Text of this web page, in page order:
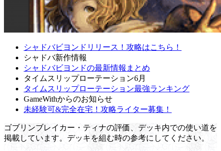
シャドバビヨンドリリース！攻略はこちら！
シャドバ新作情報
シャドバビヨンドの最新情報まとめ
タイムスリップローテーション6月
タイムスリップローテーション最強ランキング
GameWithからのお知らせ
未経験可&完全在宅！攻略ライター募集！
ゴブリンブレイカー・ティナの評価、デッキ内での使い道を
掲載しています。デッキを組む時の参考にしてください。